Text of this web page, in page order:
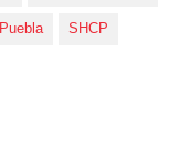
Puebla SHCP